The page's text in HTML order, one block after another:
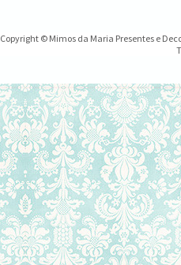
Copyright © Mimos da Maria Presentes e